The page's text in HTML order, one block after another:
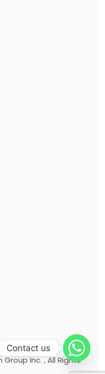
Group Inc., All Rights
Contact us